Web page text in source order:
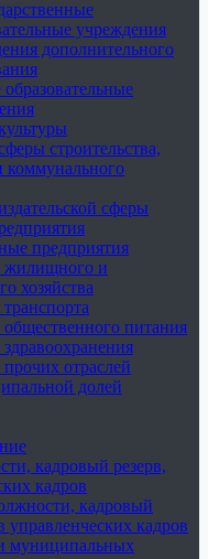
учреждения
дополнительного
строительства,
сферы
предприятия
жилищного и
хозяйства
питания
отраслей
долей
кадровый резерв,
кадров
кадровый
управленческих кадров
муниципальных